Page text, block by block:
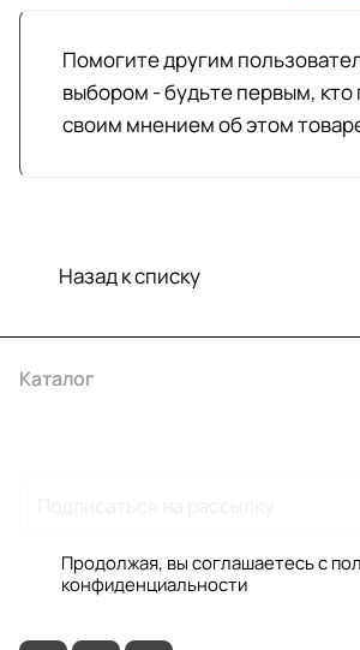
Помогите другим
выбором - будьте первым, кто
своим мнением об этом
Назад к списку
Каталог
Продолжая, вы соглашаетесь с
конфиденциальности